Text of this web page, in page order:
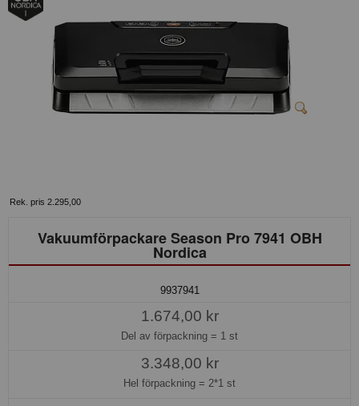
Rek. pris 2.295,00
Vakuumförpackare Season Pro 7941 OBH
Nordica
9937941
1.674,00 kr
Del av förpackning = 1 st
3.348,00 kr
Hel förpackning = 2*1 st